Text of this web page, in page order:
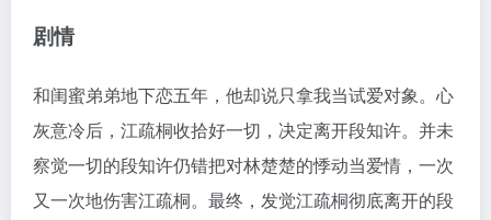
剧情
和闺蜜弟弟地下恋五年，他却说只拿我当试爱对象。心
灰意冷后，江疏桐收拾好一切，决定离开段知许。并未
察觉一切的段知许仍错把对林楚楚的悸动当爱情，一次
又一次地伤害江疏桐。最终，发觉江疏桐彻底离开的段